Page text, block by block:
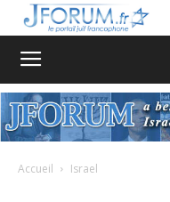
Accueil Israel